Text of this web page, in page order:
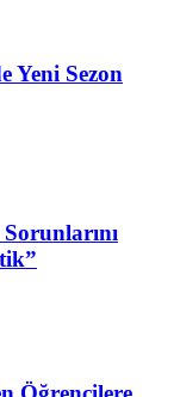
Yeni Sezon